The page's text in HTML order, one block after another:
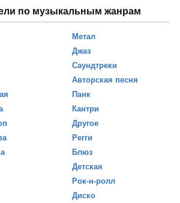
по музыкальным жанрам
Метал
Джаз
Саундтреки
Авторская песня
Панк
Кантри
Другое
Регги
Блюз
Детская
Рок-н-ролл
Диско